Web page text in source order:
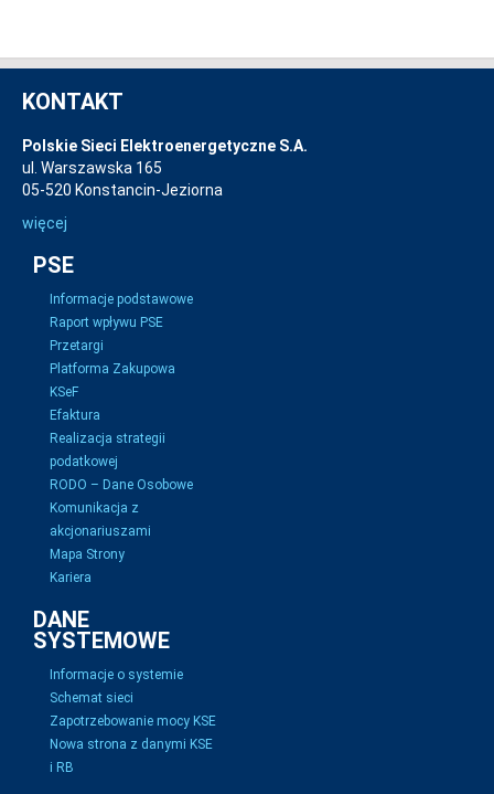
KONTAKT
Polskie Sieci Elektroenergetyczne S.A.
ul. Warszawska 165
05-520 Konstancin-Jeziorna
więcej
PSE
Informacje podstawowe
Raport wpływu PSE
Przetargi
Platforma Zakupowa
KSeF
Efaktura
Realizacja strategii
podatkowej
RODO – Dane Osobowe
Komunikacja z
akcjonariuszami
Mapa Strony
Kariera
DANE
SYSTEMOWE
Informacje o systemie
Schemat sieci
Zapotrzebowanie mocy KSE
Nowa strona z danymi KSE
i RB